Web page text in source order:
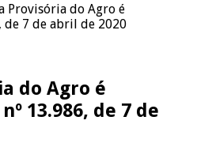
Provisória do Agro é
de 7 de abril de 2020
do Agro é
13.986, de 7 de